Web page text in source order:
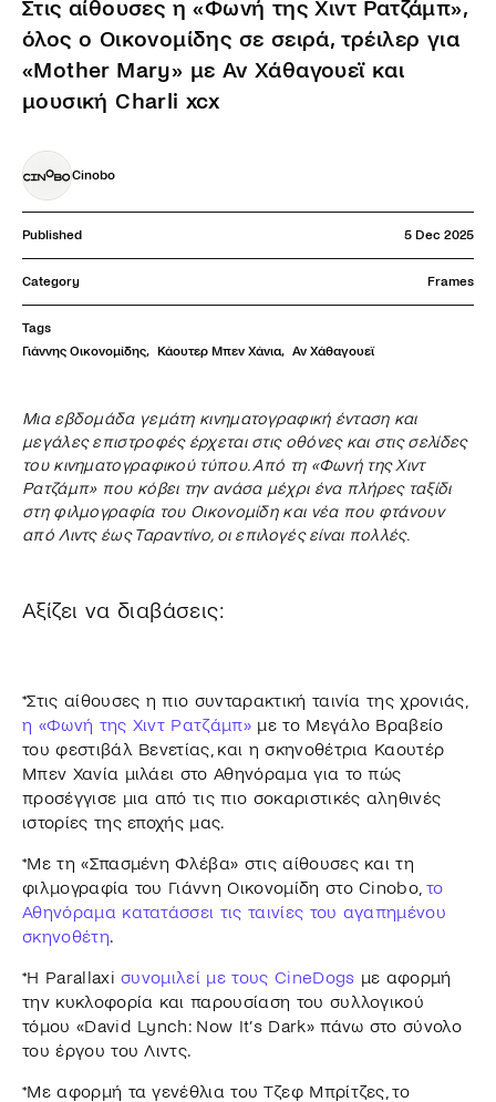
Στις αίθουσες η «Φωνή της Χιντ Ρατζάμπ»,
όλος ο Οικονομίδης σε σειρά, τρέιλερ για
«Mother Mary» με Αν Χάθαγουεϊ και
μουσική Charli xcx
Cinobo
Published 5 Dec 2025
Category Frames
Tags
Γιάννης Οικονομίδης, Κάουτερ Μπεν Χάνια, Αν Χάθαγουεϊ
Μια εβδομάδα γεμάτη κινηματογραφική ένταση και
μεγάλες επιστροφές έρχεται στις οθόνες και στις σελίδες
του κινηματογραφικού τύπου. Από τη «Φωνή της Χιντ
Ρατζάμπ» που κόβει την ανάσα μέχρι ένα πλήρες ταξίδι
στη φιλμογραφία του Οικονομίδη και νέα που φτάνουν
από Λιντς έως Ταραντίνο, οι επιλογές είναι πολλές.
Αξίζει να διαβάσεις:
*Στις αίθουσες η πιο συνταρακτική ταινία της χρονιάς,
η «Φωνή της Χιντ Ρατζάμπ» με το Μεγάλο Βραβείο
του φεστιβάλ Βενετίας, και η σκηνοθέτρια Καουτέρ
Μπεν Χανία μιλάει στο Αθηνόραμα για το πώς
προσέγγισε μια από τις πιο σοκαριστικές αληθινές
ιστορίες της εποχής μας.
*Με τη «Σπασμένη Φλέβα» στις αίθουσες και τη
φιλμογραφία του Γιάννη Οικονομίδη στο Cinobo, το
Αθηνόραμα κατατάσσει τις ταινίες του αγαπημένου
σκηνοθέτη.
*Η Parallaxiσυνομιλεί με τους CineDogs με αφορμή
την κυκλοφορία και παρουσίαση του συλλογικού
τόμου «David Lynch: Now It’s Dark» πάνω στο σύνολο
του έργου του Λιντς.
*Με αφορμή τα γενέθλια του Τζεφ Μπρίτζες, το